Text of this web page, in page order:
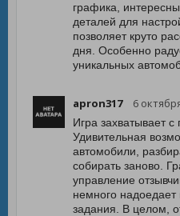
графика,
деталей для
позволяет круто
дня. Особенно
уникальных
apron317 6
Игра захватывает
Удивительная
автомобили,
собирать заново.
управление
немного
задания. В целом,